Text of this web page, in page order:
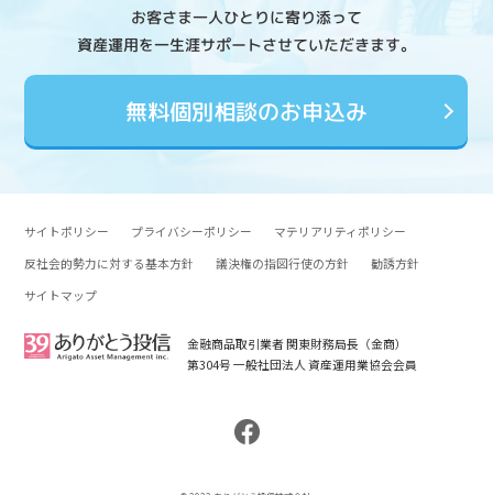
お客さま一人ひとりに寄り添って
資産運用を一生涯サポートさせていただきます。
無料個別相談のお申込み
サイトポリシー プライバシーポリシー
マテリアリティポリシー
反社会的勢力に対する基本方針
議決権の指図行使の方針
勧誘方針
サイトマップ
金融商品取引業者 関東財務局長（金商）
第304号 一般社団法人 資産運用業協会会員